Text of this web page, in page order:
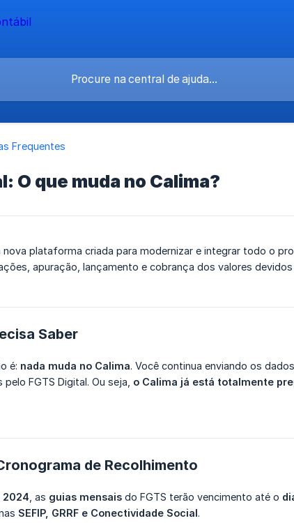
Frequentes
O que muda no Calima?
nova plataforma criada para modernizar e integrar todo o
apuração, lançamento e cobrança dos valores devidos
Saber
é: nada muda no Calima. Você continua enviando os
FGTS Digital. Ou seja, o Calima já está totalmente
de Recolhimento
2024 , as guias mensais do FGTS terão vencimento até o
SEFIP, GRRF e Conectividade Social.